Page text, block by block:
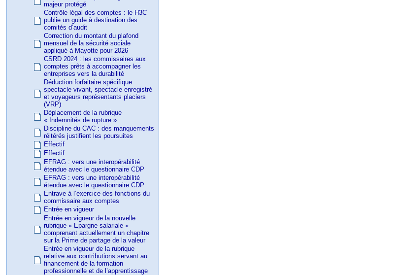
majeur protégé
Contrôle légal des comptes : le H3C
publie un guide à destination des
comités d’audit
Correction du montant du plafond
mensuel de la sécurité sociale
appliqué à Mayotte pour 2026
CSRD 2024 : les commissaires aux
comptes prêts à accompagner les
entreprises vers la durabilité
Déduction forfaitaire spécifique
spectacle vivant, spectacle enregistré
et voyageurs représentants placiers
(VRP)
Déplacement de la rubrique
« Indemnités de rupture »
Discipline du CAC : des manquements
réitérés justifient les poursuites
Effectif
Effectif
EFRAG : vers une interopérabilité
étendue avec le questionnaire CDP
EFRAG : vers une interopérabilité
étendue avec le questionnaire CDP
Entrave à l’exercice des fonctions du
commissaire aux comptes
Entrée en vigueur
Entrée en vigueur de la nouvelle
rubrique « Epargne salariale »
comprenant actuellement un chapitre
sur la Prime de partage de la valeur
Entrée en vigueur de la rubrique
relative aux contributions servant au
financement de la formation
professionnelle et de l’apprentissage